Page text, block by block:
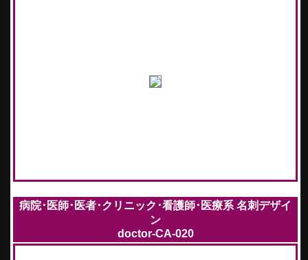
病院･医師･医者･クリニック･看護師･医療系 名刺デザイ
ン
doctor-CA-020